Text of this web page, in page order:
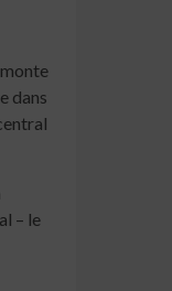
dans
– le